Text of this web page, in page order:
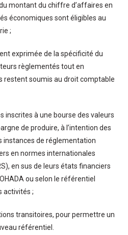
montant du chiffre d’affaires en
économiques sont éligibles au
;
exprimée de la spécificité du
règlementés tout en
restent soumis au droit comptable
inscrites à une bourse des valeurs
de produire, à l’intention des
instances de réglementation
en normes internationales
en sus de leurs états financiers
ou selon le référentiel
activités ;
transitoires, pour permettre un
référentiel.